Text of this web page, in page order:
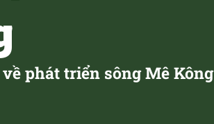
phát triển sông Mê Kông